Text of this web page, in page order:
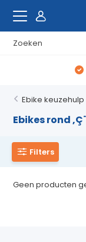
Ebike keuzehulp
Ebikes rond
Filters
Geen producten